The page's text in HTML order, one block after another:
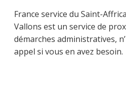
France service du Saint-
Vallons est un service de
démarches administratives,
appel si vous en avez besoin.